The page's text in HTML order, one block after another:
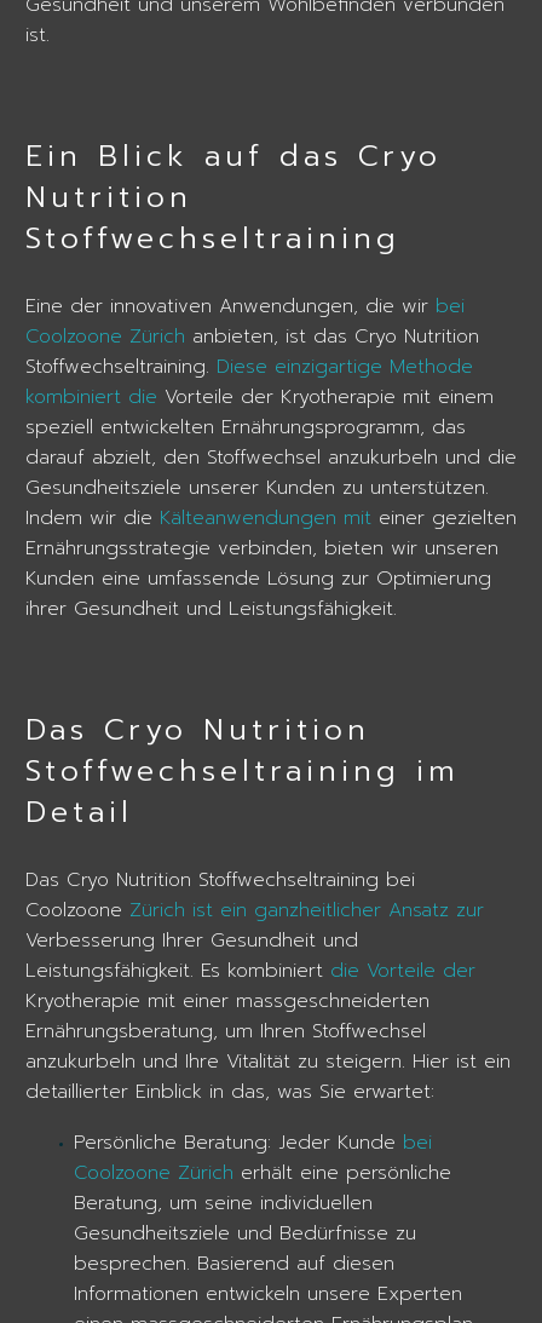
ist.
Ein Blick auf das Cryo
Nutrition
Stoffwechseltraining
Eine der innovativen Anwendungen, die wir bei
Coolzoone Zürich anbieten, ist das Cryo Nutrition
Stoffwechseltraining. Diese einzigartige Methode
kombiniert die Vorteile der Kryotherapie mit einem
speziell entwickelten Ernährungsprogramm, das
darauf abzielt, den Stoffwechsel anzukurbeln und die
Gesundheitsziele unserer Kunden zu unterstützen.
Indem wir die Kälteanwendungen mit einer gezielten
Ernährungsstrategie verbinden, bieten wir unseren
Kunden eine umfassende Lösung zur Optimierung
ihrer Gesundheit und Leistungsfähigkeit.
Das Cryo Nutrition
Stoffwechseltraining im
Detail
Das Cryo Nutrition Stoffwechseltraining bei
Coolzoone Zürich ist ein ganzheitlicher Ansatz zur
Verbesserung Ihrer Gesundheit und
Leistungsfähigkeit. Es kombiniert die Vorteile der
Kryotherapie mit einer massgeschneiderten
Ernährungsberatung, um Ihren Stoffwechsel
anzukurbeln und Ihre Vitalität zu steigern. Hier ist ein
detaillierter Einblick in das, was Sie erwartet:
Persönliche Beratung: Jeder Kunde bei
Coolzoone Zürich erhält eine persönliche
Beratung, um seine individuellen
Gesundheitsziele und Bedürfnisse zu
besprechen. Basierend auf diesen
Informationen entwickeln unsere Experten